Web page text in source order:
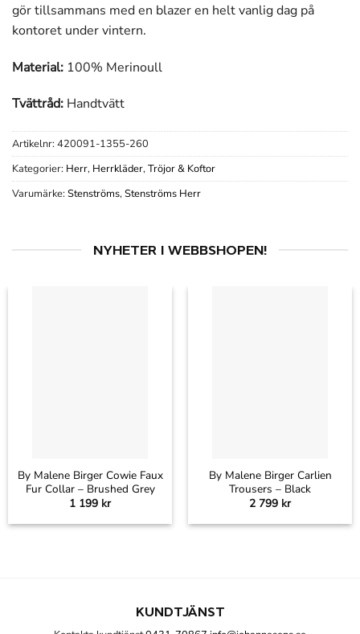
gör tillsammans med en blazer en helt vanlig dag på
kontoret under vintern.
Material: 100% Merinoull
Tvättråd: Handtvätt
Artikelnr:420091-1355-260
Kategorier: Herr, Herrkläder, Tröjor & Koftor
Varumärke:Stenströms, Stenströms Herr
NYHETER I WEBBSHOPEN!
By Malene Birger Cowie Faux
Fur Collar – Brushed Grey
1 199 kr
By Malene Birger Carlien
Trousers – Black
2 799 kr
KUNDTJÄNST